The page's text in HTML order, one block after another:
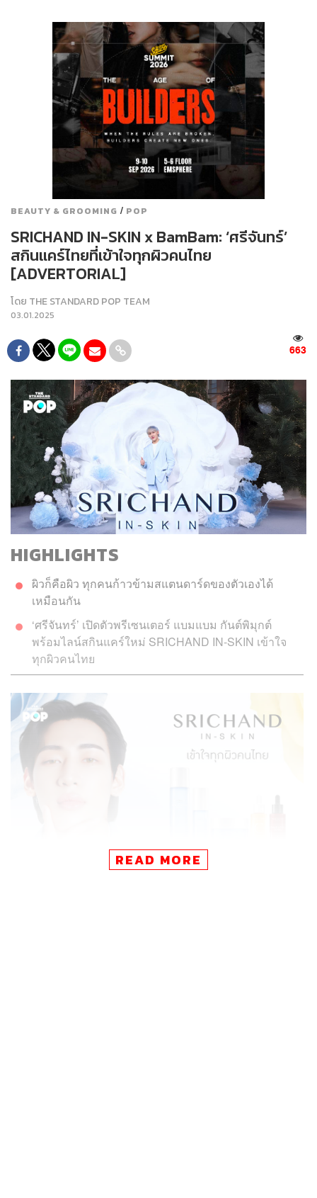
BEAUTY & GROOMING / POP
SRICHAND IN-SKIN x BamBam: ‘ศรีจันทร์’
สกินแคร์ไทยที่เข้าใจทุกผิวคนไทย
[ADVERTORIAL]
โดย THE STANDARD POP TEAM
03.01.2025
663
HIGHLIGHTS
ผิวก็คือผิว ทุกคนก้าวข้ามสแตนดาร์ดของตัวเองได้
เหมือนกัน
‘ศรีจันทร์’ เปิดตัวพรีเซนเตอร์ แบมแบม กันต์พิมุกต์
พร้อมไลน์สกินแคร์ใหม่ SRICHAND IN-SKIN เข้าใจ
ทุกผิวคนไทย
READ MORE